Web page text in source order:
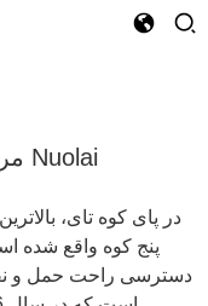
مرکز پزشکی بین المللی Nuolai
پنج کوه واقع شده
دسترسی راحت حمل و